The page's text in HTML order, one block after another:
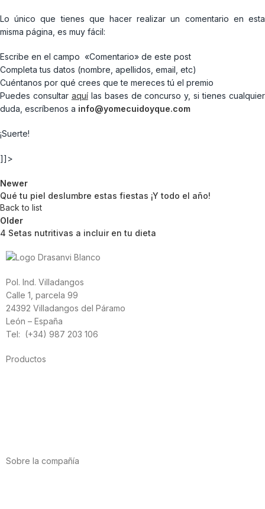
Lo único que tienes que hacer realizar un comentario en esta
misma página, es muy fácil:
Escribe en el campo «Comentario» de este post
Completa tus datos (nombre, apellidos, email, etc)
Cuéntanos por qué crees que te mereces tú el premio
Puedes consultar aquílas bases de concurso y, si tienes cualquier
duda, escríbenos a info@yomecuidoyque.com
¡Suerte!
]]>
Newer
Qué tu piel deslumbre estas fiestas ¡Y todo el año!
Back to list
Older
4 Setas nutritivas a incluir en tu dieta
Pol. Ind. Villadangos
Calle 1, parcela 99
24392 Villadangos del Páramo
León – España
Tel: (+34) 987 203 106
Productos
Sobre la compañía